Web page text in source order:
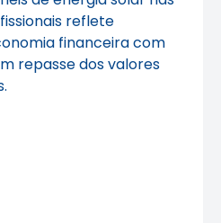
reflete
financeira com
repasse dos valores